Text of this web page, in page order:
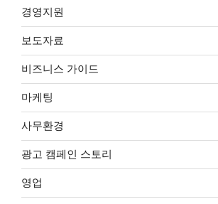
경영지원
보도자료
비즈니스 가이드
마케팅
사무환경
광고 캠페인 스토리
영업